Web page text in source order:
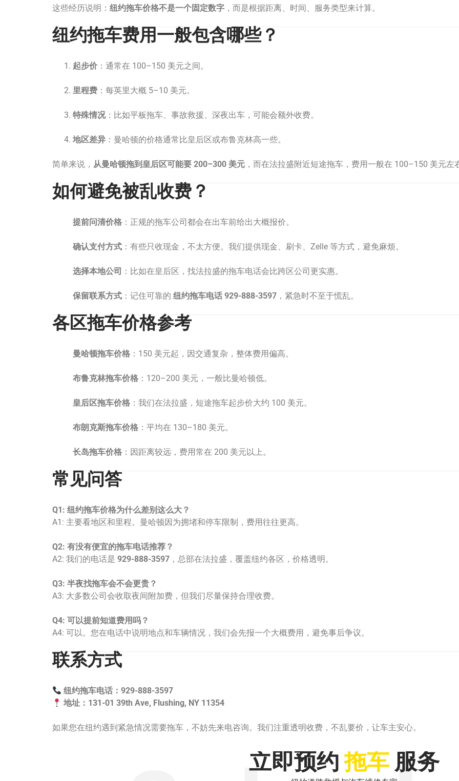
这些经历说明： 纽约拖车价格不是一个固定数字 ，而是根据距离、时间、服务类型来计算。
纽约拖车费用一般包含哪些？
起步价 ：通常在 100–150 美元之间。
里程费 ：每英里大概 5–10 美元。
特殊情况：比如平板拖车、事故救援、深夜出车，可能会额外收费。
地区差异 ：曼哈顿的价格通常比皇后区或布鲁克林高一些。
简单来说， 从曼哈顿拖到皇后区可能要 200–300 美元 ，而在法拉盛附近短途拖车，费用一般在 100–150 美元左
如何避免被乱收费？
提前问清价格 ：正规的拖车公司都会在出车前给出大概报价。
确认支付方式 ：有些只收现金，不太方便。我们提供现金、刷卡、Zelle 等方式，避免麻烦。
选择本地公司 ：比如在皇后区，找法拉盛的拖车电话会比跨区公司更实惠。
保留联系方式 ：记住可靠的 纽约拖车电话 929-888-3597 ，紧急时不至于慌乱。
各区拖车价格参考
曼哈顿拖车价格 ：150 美元起，因交通复杂，整体费用偏高。
布鲁克林拖车价格 ：120–200 美元，一般比曼哈顿低。
皇后区拖车价格 ：我们在法拉盛，短途拖车起步价大约 100 美元。
布朗克斯拖车价格 ：平均在 130–180 美元。
长岛拖车价格 ：因距离较远，费用常在 200 美元以上。
常见问答
Q1: 纽约拖车价格为什么差别这么大？
A1: 主要看地区和里程。曼哈顿因为拥堵和停车限制，费用往往更高。
Q2: 有没有便宜的拖车电话推荐？
A2: 我们的电话是 929-888-3597 ，总部在法拉盛，覆盖纽约各区，价格透明。
Q3: 半夜找拖车会不会更贵？
A3: 大多数公司会收取夜间附加费，但我们尽量保持合理收费。
Q4: 可以提前知道费用吗？
A4: 可以。您在电话中说明地点和车辆情况，我们会先报一个大概费用，避免事后争议。
联系方式
纽约拖车电话：929-888-3597
地址：131-01 39th Ave, Flushing, NY 11354
如果您在纽约遇到紧急情况需要拖车，不妨先来电咨询。我们注重透明收费，不乱要价，让车主安心。
立即预约拖车 服务